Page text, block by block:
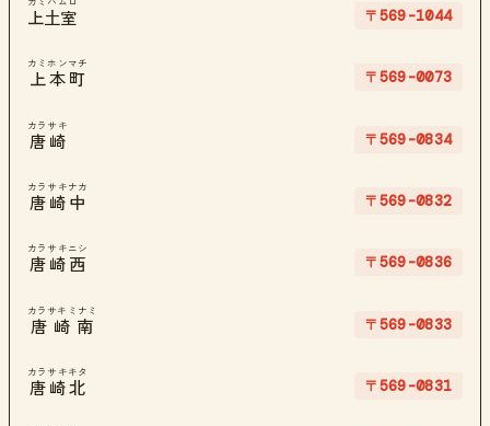
上土室 〒569-1044
上本町
カミホンマチ
〒569-0073
唐崎
カラサキ
〒569-0834
唐崎中
カラサキナカ
〒569-0832
唐崎西
カラサキニシ
〒569-0836
唐崎南
カラサキミナミ
〒569-0833
唐崎北
カラサキキタ
〒569-0831